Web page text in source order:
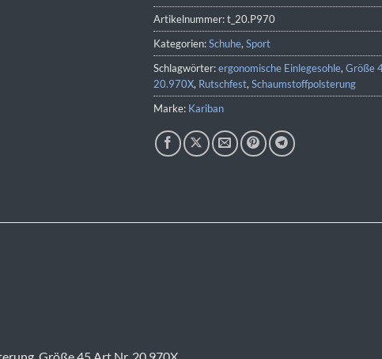
Artikelnummer:t_20.P970
Kategorien:Schuhe,Sport
Schlagwörter:ergonomische Einlegesohle,Größe
20.970X, Rutschfest,Schaumstoffpolsterung
Marke: Kariban